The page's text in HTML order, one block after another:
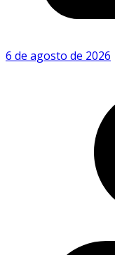
6 de agosto de 2026